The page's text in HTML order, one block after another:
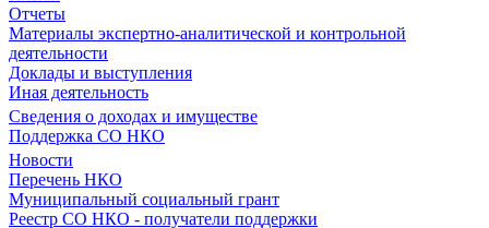
Отчеты
Материалы экспертно-аналитической и контрольной
деятельности
Доклады и выступления
Иная деятельность
Сведения о доходах и имуществе
Поддержка СО НКО
Новости
Перечень НКО
Муниципальный социальный грант
Реестр СО НКО - получатели поддержки